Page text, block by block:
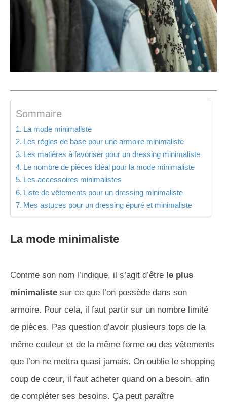
Sommaire
La mode minimaliste
Les règles de base pour une armoire minimaliste
Les matières à favoriser pour un dressing minimaliste
Le nombre de pièces idéal pour la mode minimaliste
Les accessoires minimalistes
Liste de vêtements pour un dressing minimaliste
Mes astuces pour un dressing épuré et minimaliste
La mode minimaliste
Comme son nom l’indique, il s’agit d’être le plus
minimaliste sur ce que l’on possède dans son
armoire. Pour cela, il faut partir sur un nombre limité
de pièces. Pas question d’avoir plusieurs tops de la
même couleur et de la même forme ou des vêtements
que l’on ne mettra quasi jamais. On oublie le shopping
coup de cœur, il faut acheter quand on a besoin, afin
de compléter ses besoins. Ça peut paraître